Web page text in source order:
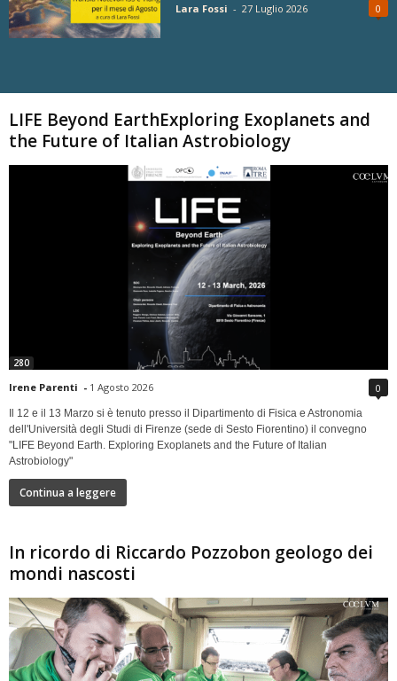
Lara Fossi - 27 Luglio 2026 0
LIFE Beyond EarthExploring Exoplanets and
the Future of Italian Astrobiology
280
Irene Parenti - 1 Agosto 2026 0
Il 12 e il 13 Marzo si è tenuto presso il Dipartimento di Fisica e Astronomia
dell'Università degli Studi di Firenze (sede di Sesto Fiorentino) il convegno
"LIFE Beyond Earth. Exploring Exoplanets and the Future of Italian
Astrobiology"
Continua a leggere
In ricordo di Riccardo Pozzobon geologo dei
mondi nascosti